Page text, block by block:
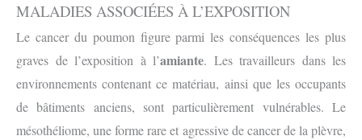
MALADIES ASSOCIÉES À L’EXPOSITION
Le cancer du poumon figure parmi les conséquences les plus
graves de l’exposition à l’amiante. Les travailleurs dans les
environnements contenant ce matériau, ainsi que les occupants
de bâtiments anciens, sont particulièrement vulnérables. Le
mésothéliome, une forme rare et agressive de cancer de la plèvre,